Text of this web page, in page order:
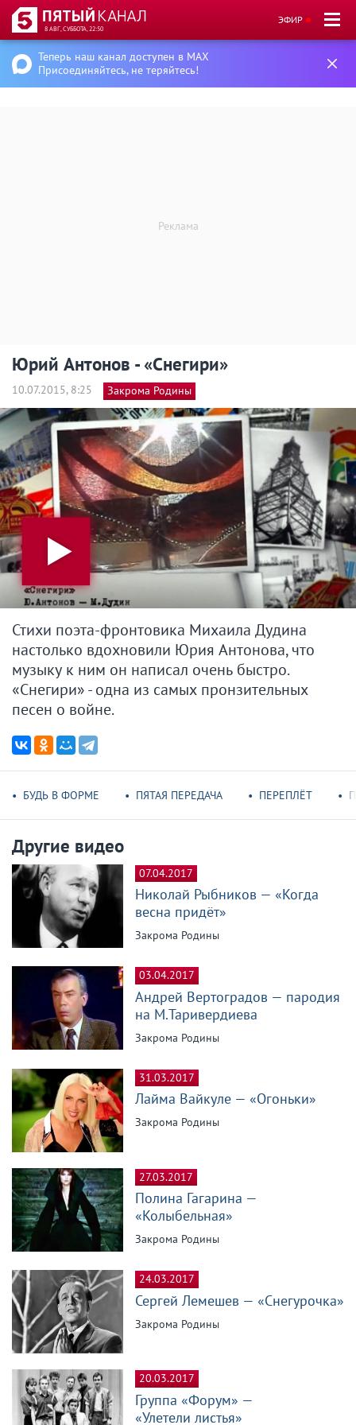
8 АВГ, СУББОТА, 22:50
ЭФИР
Теперь наш канал доступен в MAX
Присоединяйтесь, не теряйтесь!
Юрий Антонов - «Снегири»
10.07.2015, 8:25 Закрома Родины
Стихи поэта-фронтовика Михаила Дудина
настолько вдохновили Юрия Антонова, что
музыку к ним он написал очень быстро.
«Снегири» - одна из самых пронзительных
песен о войне.
БУДЬ В ФОРМЕ ПЯТАЯ ПЕРЕДАЧА ПЕРЕПЛЁТ
Другие видео
07.04.2017
Николай Рыбников — «Когда
весна придёт»
Закрома Родины
03.04.2017
Андрей Вертоградов — пародия
на М.Таривердиева
Закрома Родины
31.03.2017
Лайма Вайкуле — «Огоньки»
Закрома Родины
27.03.2017
Полина Гагарина —
«Колыбельная»
Закрома Родины
24.03.2017
Сергей Лемешев — «Снегурочка»
Закрома Родины
20.03.2017
Группа «Форум» —
«Улетели листья»